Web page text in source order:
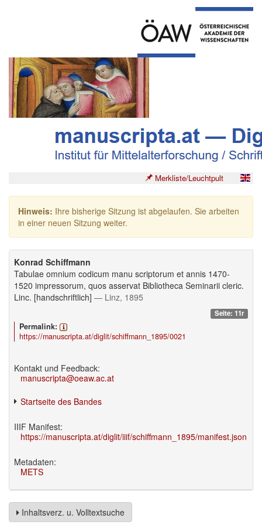
Merkliste/Leuchtpult
Hinweis: Ihre bisherige Sitzung ist abgelaufen. Sie arbeiten
in einer neuen Sitzung weiter.
Konrad Schiffmann
Tabulae omnium codicum manu scriptorum et annis 1470-
1520 impressorum, quos asservat Bibliotheca Seminarii cleric.
Linc. [handschriftlich] — Linz, 1895
Seite: 11r
Permalink:
https://manuscripta.at/diglit/schiffmann_1895/0021
Kontakt und Feedback:
manuscripta@oeaw.ac.at
Startseite des Bandes
IIIF Manifest:
https://manuscripta.at/diglit/iiif/schiffmann_1895/manifest.json
Metadaten:
METS
Inhaltsverz. u. Volltextsuche